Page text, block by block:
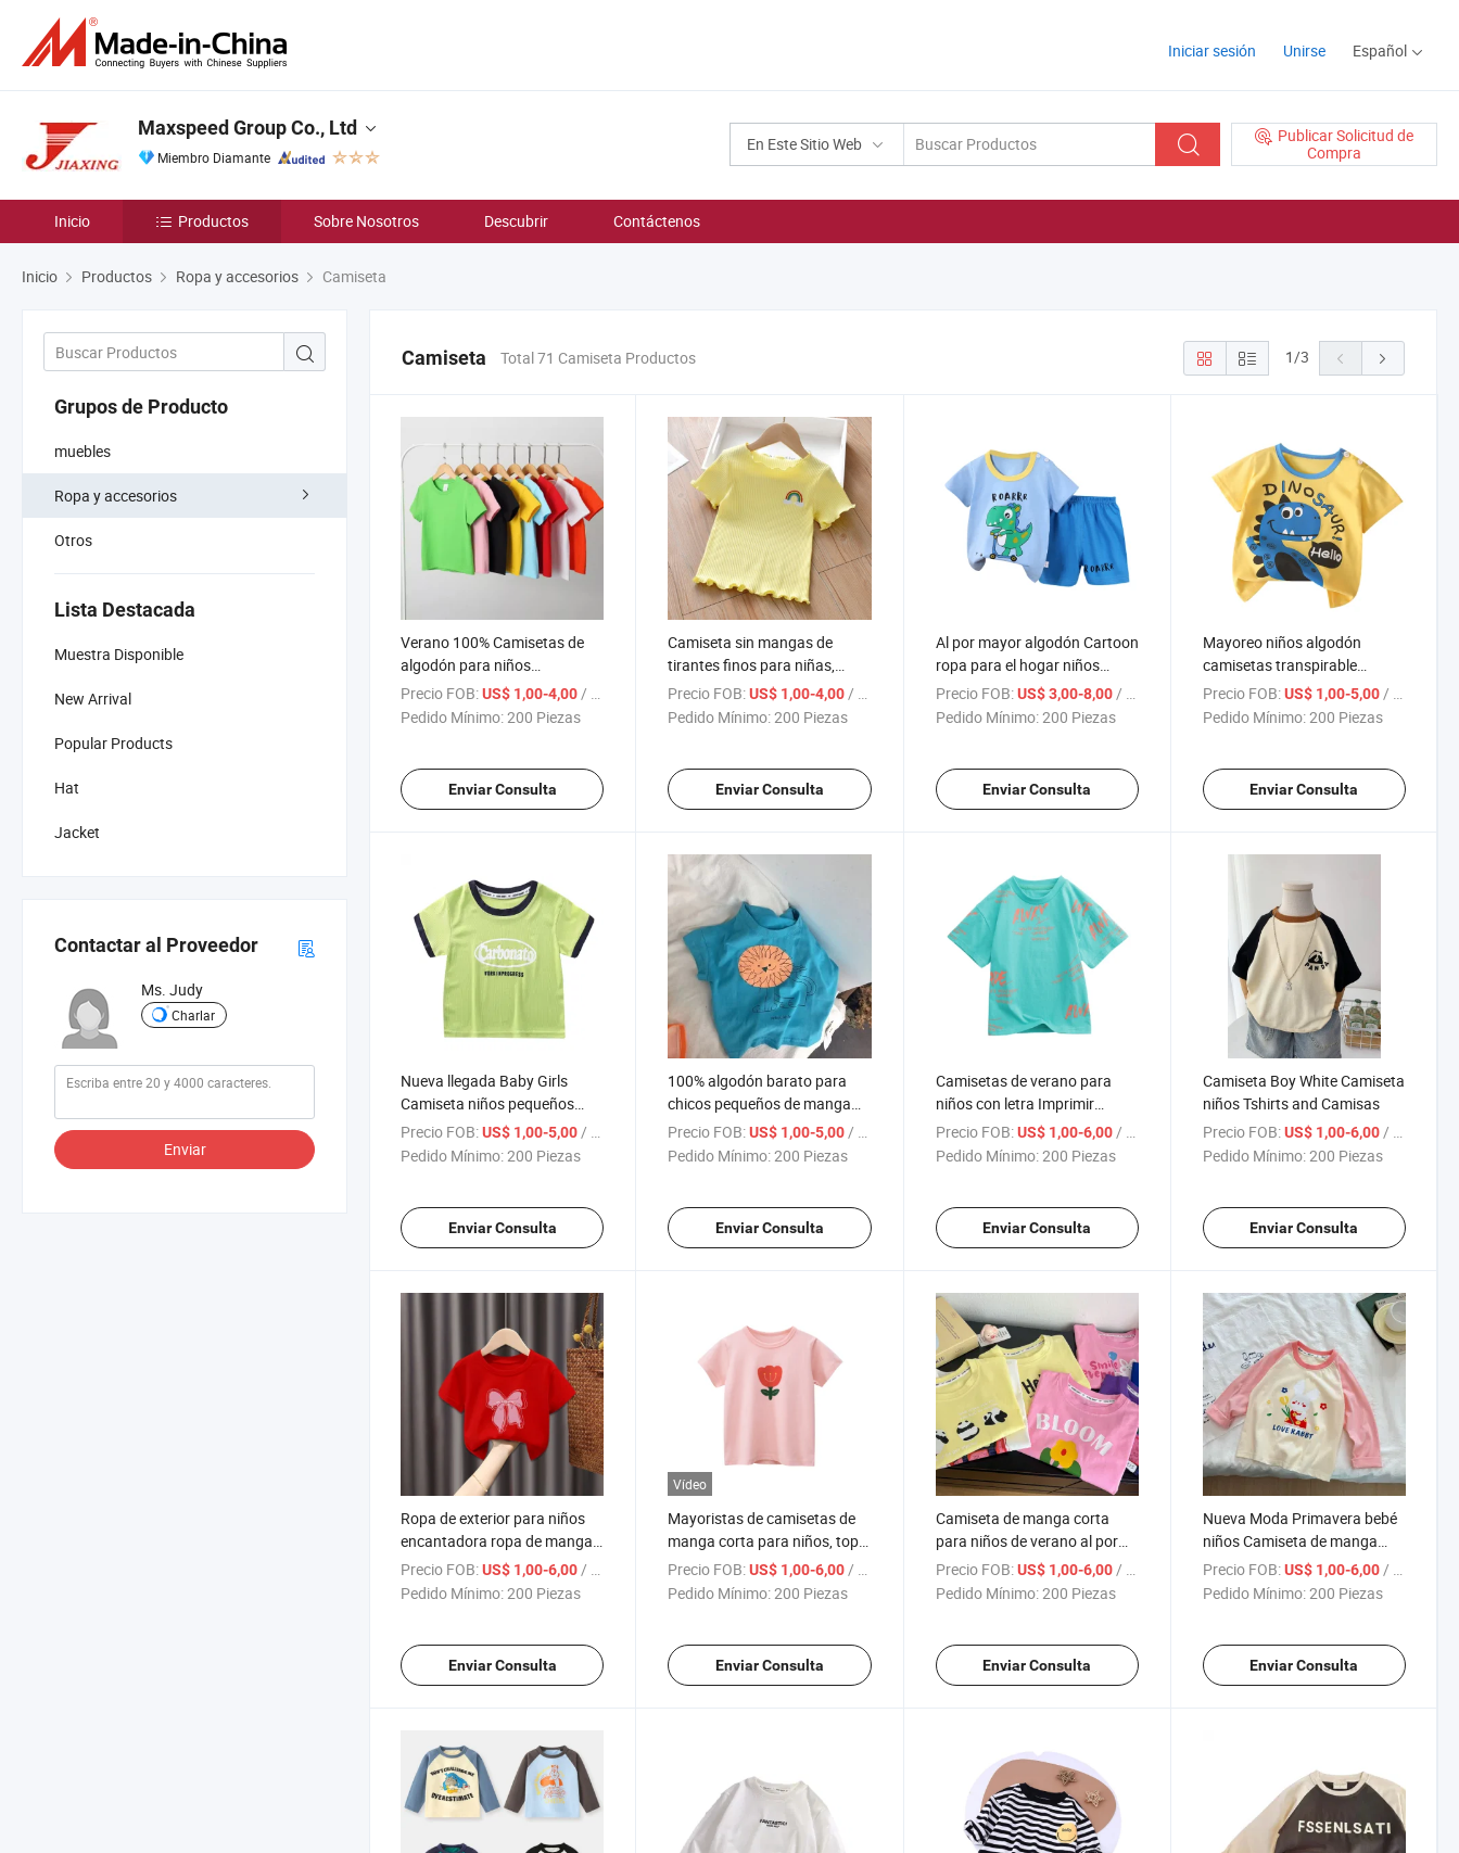
Iniciar sesión Unirse Español
En Este Sitio Web
Publicar Solicitud de
Compra
Maxspeed Group Co., Ltd
Miembro Diamante
Inicio Productos Sobre Nosotros Descubrir Contáctenos
Inicio Productos Ropa y accesorios Camiseta
Grupos de Producto
muebles
Ropa y accesorios
Otros
Lista Destacada
Muestra Disponible
New Arrival
Popular Products
Hat
Jacket
Contactar al Proveedor
Ms. Judy
Charlar
Enviar
Camiseta Total 71 Camiseta Productos 1/3
Verano 100% Camisetas de
algodón para niños
personalizadas con logo,
camiseta básica en blanco
Precio FOB:US$ 1,00-4,00/ Pieza
Pedido Mínimo:200 Piezas
Enviar Consulta
Camiseta sin mangas de
tirantes finos para niñas,
camiseta de manga corta
para bebés
Precio FOB: US$ 1,00-4,00/ Pieza
Pedido Mínimo:200 Piezas
Enviar Consulta
Al por mayor algodón Cartoon
ropa para el hogar niños
Camiseta Plain Boys y. Ropa
para chicas
Precio FOB: US$ 3,00-8,00/ Pieza
Pedido Mínimo:200 Piezas
Enviar Consulta
Mayoreo niños algodón
camisetas transpirable
Cartoon Print suave Casual
Para chicos y chicas
Precio FOB: US$ 1,00-5,00/ Pieza
Pedido Mínimo:200 Piezas
Enviar Consulta
Nueva llegada Baby Girls
Camiseta niños pequeños
Manga corta Ropa de diseño
coreano de TOPS
Precio FOB:US$ 1,00-5,00 / Pieza
Pedido Mínimo:200 Piezas
Enviar Consulta
100% algodón barato para
chicos pequeños de manga
corta Camiseta de algodón
Precio FOB: US$ 1,00-5,00 / Pieza
Pedido Mínimo:200 Piezas
Enviar Consulta
Camisetas de verano para
niños con letra Imprimir
Camisas de manga corta para
niños Ropa para chicos
Precio FOB: US$ 1,00-6,00 / Pieza
Pedido Mínimo:200 Piezas
Enviar Consulta
Camiseta Boy White Camiseta
niños Tshirts and Camisas
Precio FOB: US$ 1,00-6,00 / Pieza
Pedido Mínimo:200 Piezas
Enviar Consulta
Ropa de exterior para niños
encantadora ropa de manga
corta algodón lazo dulce
Camiseta de bebé
Precio FOB:US$ 1,00-6,00 / Pieza
Pedido Mínimo:200 Piezas
Enviar Consulta
Vídeo
Mayoristas de camisetas de
manga corta para niños, tops
estampados florales de
verano para chicas
Precio FOB: US$ 1,00-6,00 / Pieza
Pedido Mínimo:200 Piezas
Enviar Consulta
Camiseta de manga corta
para niños de verano al por
mayor
Precio FOB: US$ 1,00-6,00 / Pieza
Pedido Mínimo:200 Piezas
Enviar Consulta
Nueva Moda Primavera bebé
niños Camiseta de manga
larga
Precio FOB: US$ 1,00-6,00 / Pieza
Pedido Mínimo:200 Piezas
Enviar Consulta